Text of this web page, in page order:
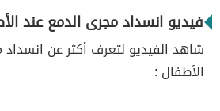
فيديو انسداد مجرى الدمع عند
شاهد الفيديو لتعرف أكثر عن
الأطفال :